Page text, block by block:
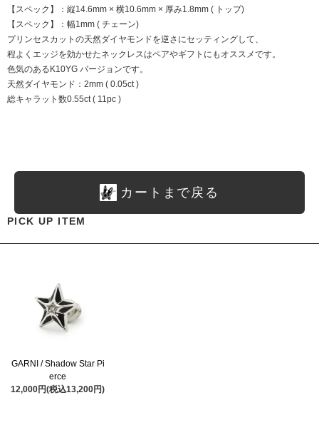
【スペック】：縦14.6mm × 横10.6mm × 厚み1.8mm ( トップ)
【スペック】：幅1mm ( チェーン)
プリンセスカットの天然ダイヤモンドを逆さにセッティングして、
程よくエッジを効かせたネックレスはペアやギフトにもオススメです。
色気のあるK10YG バージョンです。
天然ダイヤモンド：2mm ( 0.05ct )
総キャラット数0.55ct ( 11pc )
カートまで戻る
PICK UP ITEM
GARNI / Shadow Star Pi
erce
12,000円(税込13,200円)